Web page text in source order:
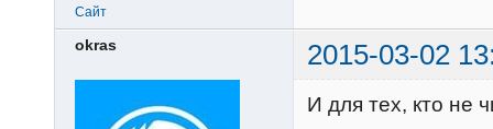
Сайт
okras 2015-03-02
И для тех, кто не